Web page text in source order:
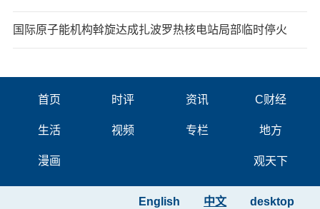
国际原子能机构斡旋达成扎波罗热核电站局部临时停火
首页 时评 资讯 C财经
生活 视频 专栏 地方
漫画 观天下
desktop
中文
English